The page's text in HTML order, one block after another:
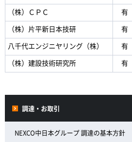
（株）ＣＰＣ
有
（株）片平新日本技研
有
八千代エンジニヤリング（株）
有
（株）建設技術研究所
有
調達・お取引
NEXCO中日本グループ 調達の基本方針